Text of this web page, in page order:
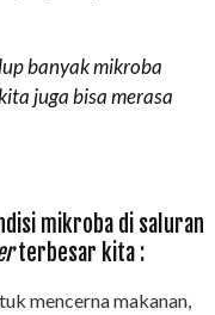
banyak mikroba
juga bisa merasa
mikroba di saluran
terbesar kita :
mencerna makanan,